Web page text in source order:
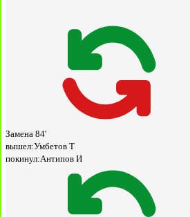
Замена 84'
вышел:Умбетов Т
покинул:Антипов И